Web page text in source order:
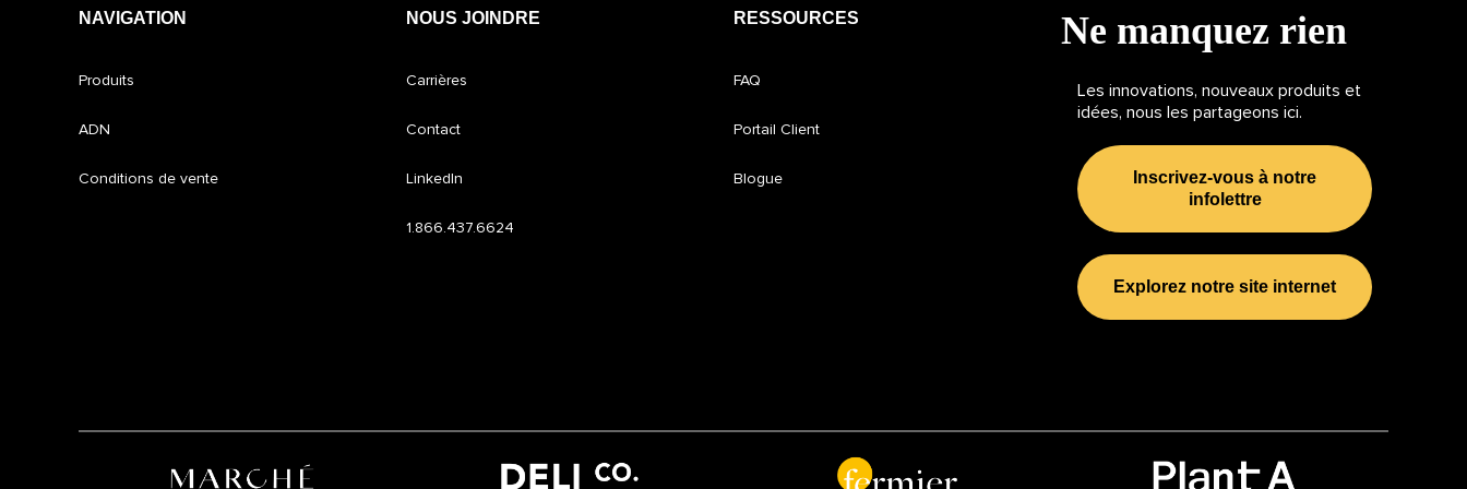
NAVIGATION
Produits
ADN
Conditions de vente
NOUS JOINDRE
Carrières
Contact
LinkedIn
1.866.437.6624
RESSOURCES
FAQ
Portail Client
Blogue
Ne manquez rien
Les innovations, nouveaux produits et
idées, nous les partageons ici.
Inscrivez-vous à notre
infolettre
Explorez notre site internet